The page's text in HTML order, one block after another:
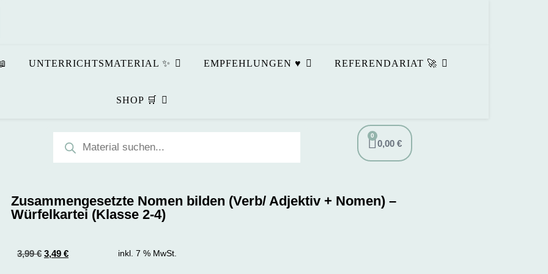
UNTERRICHTSMATERIAL ✨ EMPFEHLUNGEN ♥️ REFERENDARIAT 🚀
SHOP 🛒
0,00 €
0
Zusammengesetzte Nomen bilden (Verb/ Adjektiv + Nomen) –
Würfelkartei (Klasse 2-4)
3,99€ 3,49 € inkl. 7 % MwSt.